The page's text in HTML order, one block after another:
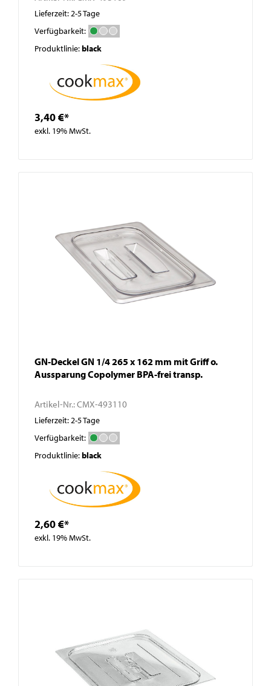
Lieferzeit: 2-5 Tage
Verfügbarkeit:
Produktlinie:black
3,40 €*
exkl. 19% MwSt.
GN-Deckel GN 1/4 265 x 162 mm mit Griff o.
Aussparung Copolymer BPA-frei transp.
Artikel-Nr.:CMX-493110
Lieferzeit: 2-5 Tage
Verfügbarkeit:
Produktlinie:black
2,60 €*
exkl. 19% MwSt.